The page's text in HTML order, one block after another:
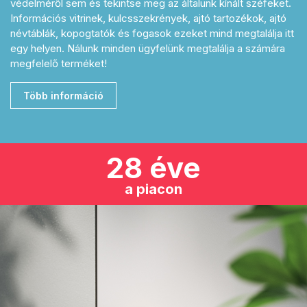
védelméről sem és tekintse meg az általunk kínált széfeket.
Információs vitrinek, kulcsszekrények, ajtó tartozékok, ajtó
névtáblák, kopogtatók és fogasok ezeket mind megtalálja itt
egy helyen. Nálunk minden ügyfelünk megtalálja a számára
megfelelő terméket!
Több információ
28 éve
a piacon